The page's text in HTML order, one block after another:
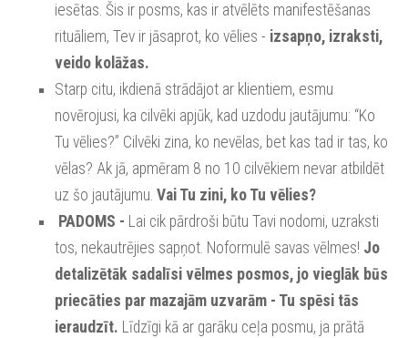
iesētas. Šis ir posms, kas ir atvēlēts manifestēšanas
rituāliem, Tev ir jāsaprot, ko vēlies - izsapņo, izraksti,
veido kolāžas.
Starp citu, ikdienā strādājot ar klientiem, esmu
novērojusi, ka cilvēki apjūk, kad uzdodu jautājumu: “Ko
Tu vēlies?” Cilvēki zina, ko nevēlas, bet kas tad ir tas, ko
vēlas? Ak jā, apmēram 8 no 10 cilvēkiem nevar atbildēt
uz šo jautājumu. Vai Tu zini, ko Tu vēlies?
PADOMS - Lai cik pārdroši būtu Tavi nodomi, uzraksti
tos, nekautrējies sapņot. Noformulē savas vēlmes! Jo
detalizētāk sadalīsi vēlmes posmos, jo vieglāk būs
priecāties par mazajām uzvarām - Tu spēsi tās
ieraudzīt. Līdzīgi kā ar garāku ceļa posmu, ja prātā